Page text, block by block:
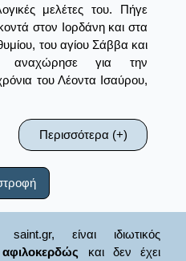
μελέτες του. Πήγε
στον Ιορδάνη και στα
του αγίου Σάββα και
αναχώρησε για την
του Λέοντα Ισαύρου,
Περισσότερα (+)
είναι ιδιωτικός
αφιλοκερδώς και δεν έχει